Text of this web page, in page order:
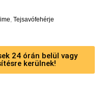
, Tejsavófehérje
24 órán belül vagy
kerülnek!